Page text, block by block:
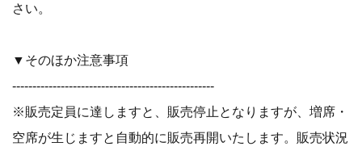
さい。
▼そのほか注意事項
--------------------------------------------------
※販売定員に達しますと、販売停止となりますが、増席・
空席が生じますと自動的に販売再開いたします。販売状況